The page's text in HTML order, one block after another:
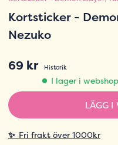
Kortsticker -
Nezuko
69 kr
Historik
I lager i
LÄGG I
✨ Fri frakt över 1000kr